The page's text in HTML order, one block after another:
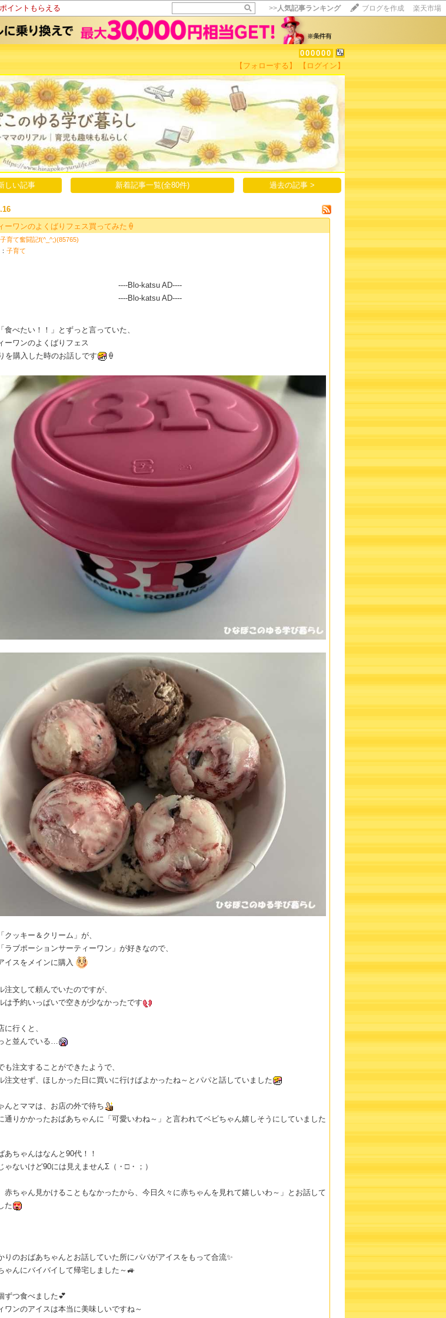
イントもらえる >>人気記事ランキング ブログを作成 楽天市場
000000
【フォローする】 【ログイン】
いいね! --/--
しい記事 新着記事一覧(全80件) 過去の記事 >
ーワンのよくばりフェス買ってみた🍦
子育て奮闘記f(^_^;)(85765)
子育て
----Blo-katsu AD----
----Blo-katsu AD----
食べたい！！」とずっと言っていた、
ーワンのよくばりフェス
を購入した時のお話しです
🍦
クッキー＆クリーム」が、
ラブポーションサーティーワン」が好きなので、
イスをメインに購入
注文して頼んでいたのですが、
は予約いっぱいで空きが少なかったです
に行くと、
と並んでいる…
も注文することができたようで、
注文せず、ほしかった日に買いに行けばよかったね～とパパと話していました
んとママは、お店の外で待ち
通りかかったおばあちゃんに「可愛いわね～」と言われてベビちゃん嬉しそうにしていました
あちゃんはなんと90代！！
ゃないけど90には見えませんΣ（・□・；）
赤ちゃん見かけることもなかったから、今日久々に赤ちゃんを見れて嬉しいわ～」とお話して
た
りのおばあちゃんとお話していた所にパパがアイスをもって合流✨
ゃんにバイバイして帰宅しました～🚙
ずつ食べました💕
ワンのアイスは本当に美味しいですね～